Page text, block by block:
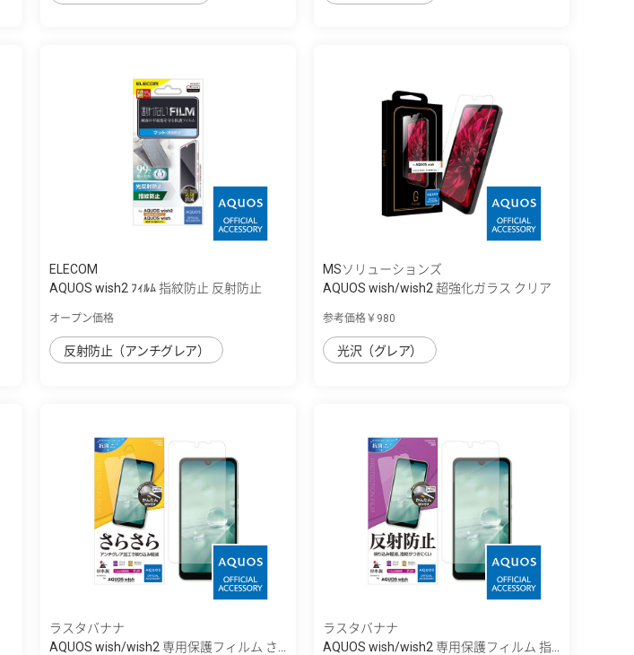
ELECOM
AQUOS wish2 ﾌｨﾙﾑ 指紋防止 反射防止
オープン価格
反射防止（アンチグレア）
MSソリューションズ
AQUOS wish/wish2 超強化ガラス クリア
参考価格￥980
光沢（グレア）
ラスタバナナ
AQUOS wish/wish2 専用保護フィルム さ...
ラスタバナナ
AQUOS wish/wish2 専用保護フィルム 指...